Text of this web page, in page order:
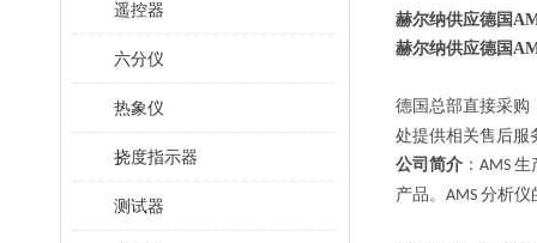
遥控器
六分仪
热象仪
挠度指示器
测试器
赫尔纳供应德国
赫尔纳供应德国
德国 总部直接采购
处提供相关售后服
公司简介 ： AMS 生
产品。 AMS 分析仪